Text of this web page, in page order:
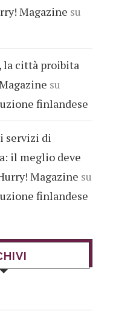
Magazine su
la città proibita
su
finlandese
servizi di
il meglio deve
Magazine su
finlandese